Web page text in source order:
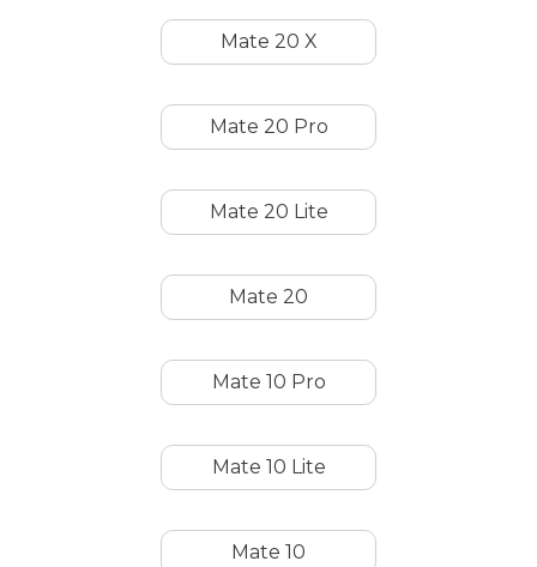
Mate 20 X
Mate 20 Pro
Mate 20 Lite
Mate 20
Mate 10 Pro
Mate 10 Lite
Mate 10